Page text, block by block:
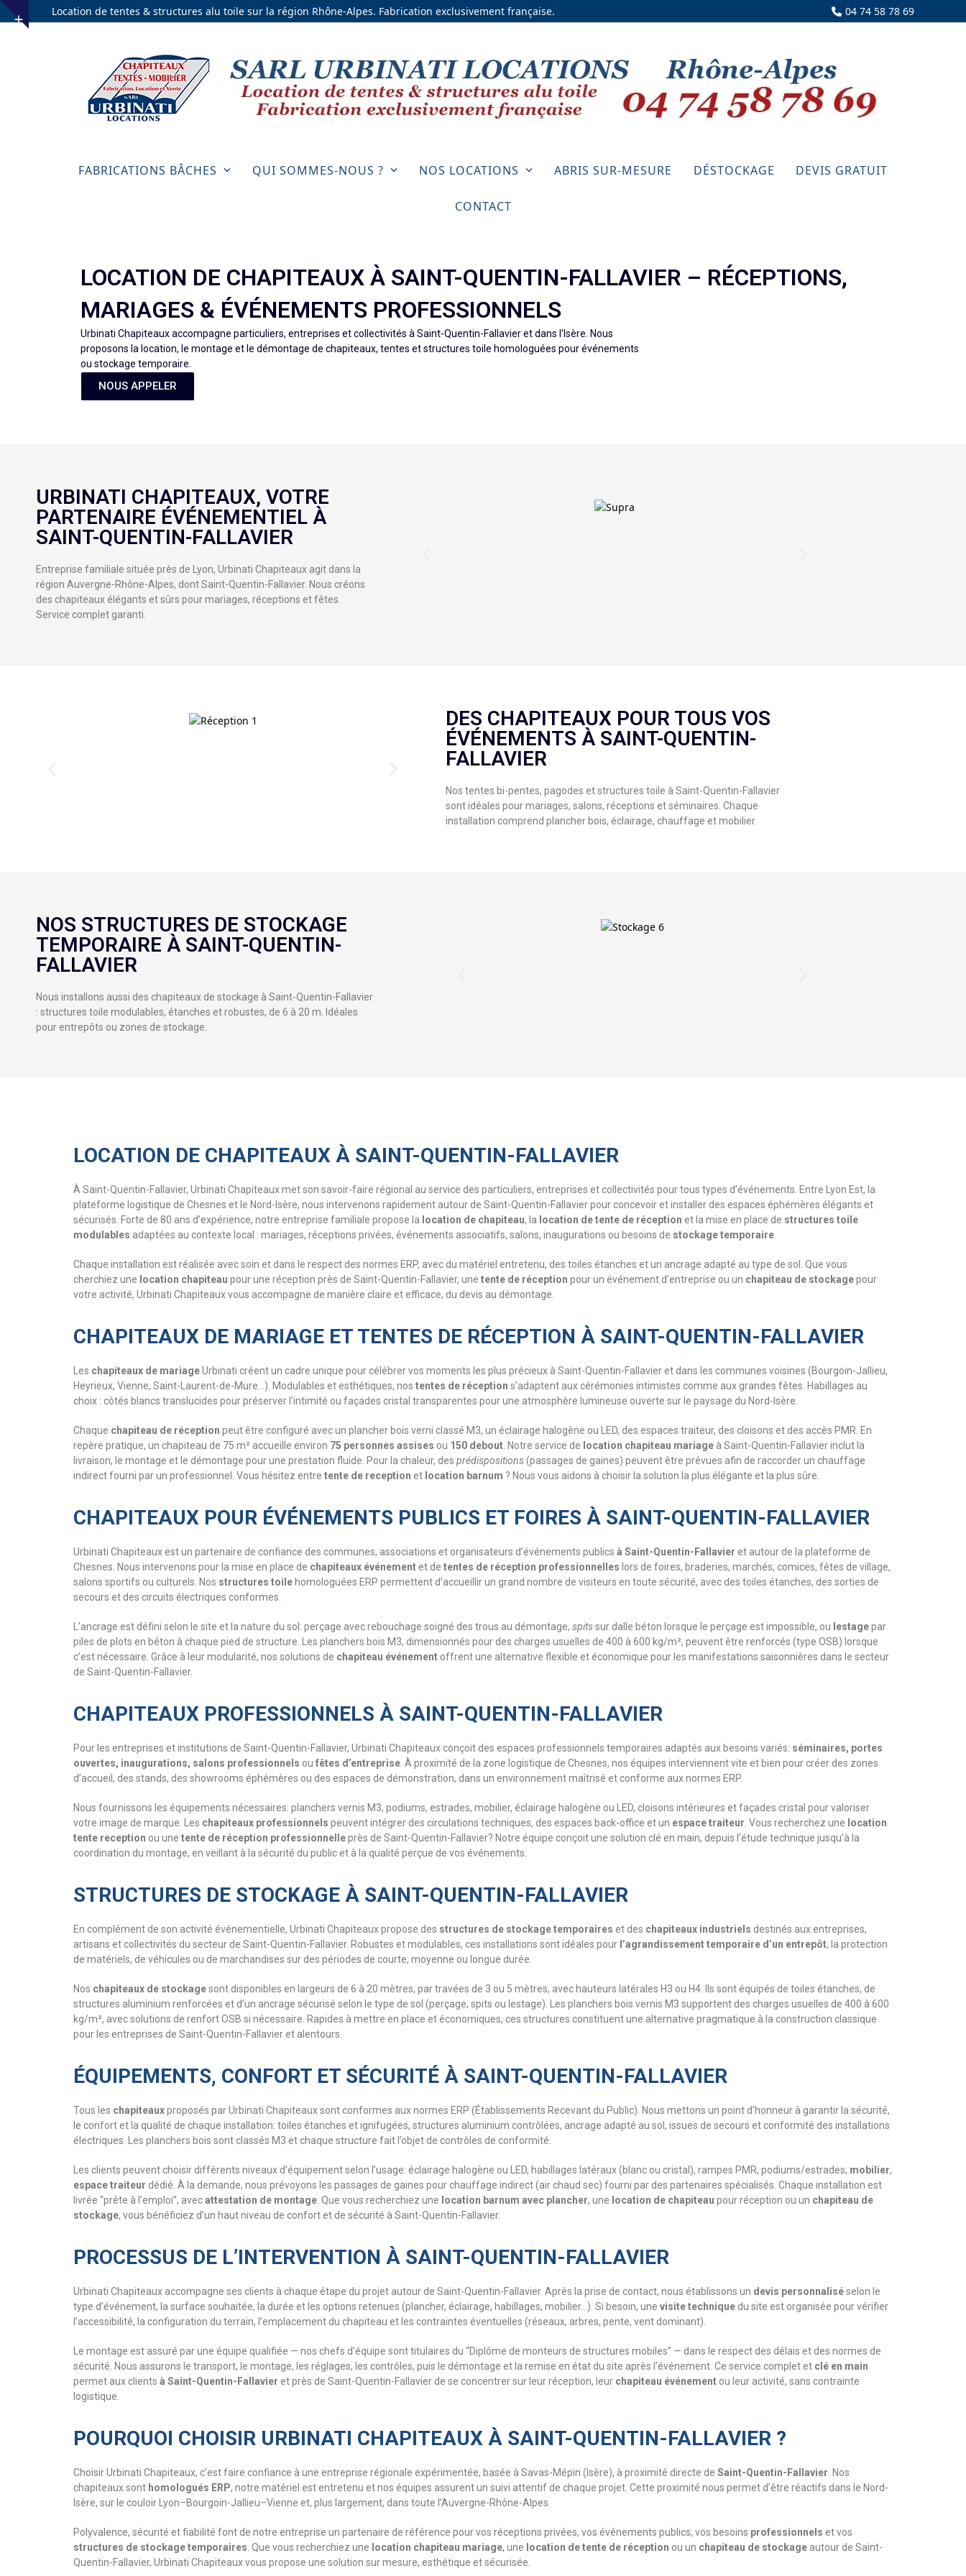
Skip
to
Location de tentes & structures alu toile sur la région Rhône-Alpes. Fabrication exclusivement française. 04 74 58 78 69
FABRICATIONS BÂCHES QUI SOMMES-NOUS ? NOS LOCATIONS ABRIS SUR-MESURE DÉSTOCKAGE DEVIS GRATUIT
CONTACT
LOCATION DE CHAPITEAUX À SAINT-QUENTIN-FALLAVIER – RÉCEPTIONS,
MARIAGES & ÉVÉNEMENTS PROFESSIONNELS
Urbinati Chapiteaux accompagne particuliers, entreprises et collectivités à Saint-Quentin-Fallavier et dans l’Isère. Nous
proposons la location, le montage et le démontage de chapiteaux, tentes et structures toile homologuées pour événements
ou stockage temporaire.
NOUS APPELER
URBINATI CHAPITEAUX, VOTRE
PARTENAIRE ÉVÉNEMENTIEL À
SAINT-QUENTIN-FALLAVIER
Entreprise familiale située près de Lyon, Urbinati Chapiteaux agit dans la
région Auvergne-Rhône-Alpes, dont Saint-Quentin-Fallavier. Nous créons
des chapiteaux élégants et sûrs pour mariages, réceptions et fêtes.
Service complet garanti.
DES CHAPITEAUX POUR TOUS VOS
ÉVÉNEMENTS À SAINT-QUENTIN-
FALLAVIER
Nos tentes bi-pentes, pagodes et structures toile à Saint-Quentin-Fallavier
sont idéales pour mariages, salons, réceptions et séminaires. Chaque
installation comprend plancher bois, éclairage, chauffage et mobilier.
NOS STRUCTURES DE STOCKAGE
TEMPORAIRE À SAINT-QUENTIN-
FALLAVIER
Nous installons aussi des chapiteaux de stockage à Saint-Quentin-Fallavier
: structures toile modulables, étanches et robustes, de 6 à 20 m. Idéales
pour entrepôts ou zones de stockage.
LOCATION DE CHAPITEAUX À SAINT-QUENTIN-FALLAVIER
À Saint-Quentin-Fallavier, Urbinati Chapiteaux met son savoir-faire régional au service des particuliers, entreprises et collectivités pour tous types d’événements. Entre Lyon Est, la
plateforme logistique de Chesnes et le Nord-Isère, nous intervenons rapidement autour de Saint-Quentin-Fallavier pour concevoir et installer des espaces éphémères élégants et
sécurisés. Forte de 80 ans d’expérience, notre entreprise familiale propose la location de chapiteau, la location de tente de réception et la mise en place de structures toile
modulables adaptées au contexte local : mariages, réceptions privées, événements associatifs, salons, inaugurations ou besoins de stockage temporaire
Chaque installation est réalisée avec soin et dans le respect des normes ERP, avec du matériel entretenu, des toiles étanches et un ancrage adapté au type de sol. Que vous
cherchiez une location chapiteau pour une réception près de Saint-Quentin-Fallavier, une tente de réception pour un événement d’entreprise ou un chapiteau de stockagepour
votre activité, Urbinati Chapiteaux vous accompagne de manière claire et efficace, du devis au démontage.
CHAPITEAUX DE MARIAGE ET TENTES DE RÉCEPTION À SAINT-QUENTIN-FALLAVIER
Les chapiteaux de mariageUrbinati créent un cadre unique pour célébrer vos moments les plus précieux à Saint-Quentin-Fallavier et dans les communes voisines (Bourgoin-Jallieu,
Heyrieux, Vienne, Saint-Laurent-de-Mure…). Modulables et esthétiques, nos tentes de réception s’adaptent aux cérémonies intimistes comme aux grandes fêtes. Habillages au
choix : côtés blancs translucides pour préserver l’intimité ou façades cristal transparentes pour une atmosphère lumineuse ouverte sur le paysage du Nord-Isère.
Chaque chapiteau de réception peut être configuré avec un plancher bois verni classé M3, un éclairage halogène ou LED, des espaces traiteur, des cloisons et des accès PMR. En
repère pratique, un chapiteau de 75 m² accueille environ 75 personnes assises ou 150 debout . Notre service de location chapiteau mariage à Saint-Quentin-Fallavier inclut la
livraison, le montage et le démontage pour une prestation fluide. Pour la chaleur, des prédispositions(passages de gaines) peuvent être prévues afin de raccorder un chauffage
indirect fourni par un professionnel. Vous hésitez entre tente de reception et location barnum ? Nous vous aidons à choisir la solution la plus élégante et la plus sûre.
CHAPITEAUX POUR ÉVÉNEMENTS PUBLICS ET FOIRES À SAINT-QUENTIN-FALLAVIER
Urbinati Chapiteaux est un partenaire de confiance des communes, associations et organisateurs d’événements publics à Saint-Quentin-Fallavier et autour de la plateforme de
Chesnes. Nous intervenons pour la mise en place de chapiteaux événementet de tentes de réception professionnelles lors de foires, braderies, marchés, comices, fêtes de village,
salons sportifs ou culturels. Nos structures toile homologuées ERP permettent d’accueillir un grand nombre de visiteurs en toute sécurité, avec des toiles étanches, des sorties de
secours et des circuits électriques conformes.
L’ancrage est défini selon le site et la nature du sol: perçage avec rebouchage soigné des trous au démontage, spitssur dalle béton lorsque le perçage est impossible, ou lestagepar
piles de plots en béton à chaque pied de structure. Les planchers bois M3, dimensionnés pour des charges usuelles de 400 à 600 kg/m², peuvent être renforcés (type OSB) lorsque
c’est nécessaire. Grâce à leur modularité, nos solutions de chapiteau événement offrent une alternative flexible et économique pour les manifestations saisonnières dans le secteur
de Saint-Quentin-Fallavier.
CHAPITEAUX PROFESSIONNELS À SAINT-QUENTIN-FALLAVIER
Pour les entreprises et institutions de Saint-Quentin-Fallavier, Urbinati Chapiteaux conçoit des espaces professionnels temporaires adaptés aux besoins variés: séminaires, portes
ouvertes, inaugurations, salons professionnels ou fêtes d’entreprise . À proximité de la zone logistique de Chesnes, nos équipes interviennent vite et bien pour créer des zones
d’accueil, des stands, des showrooms éphémères ou des espaces de démonstration, dans un environnement maîtrisé et conforme aux normes ERP.
Nous fournissons les équipements nécessaires: planchers vernis M3, podiums, estrades, mobilier, éclairage halogène ou LED, cloisons intérieures et façades cristal pour valoriser
votre image de marque. Les chapiteaux professionnels peuvent intégrer des circulations techniques, des espaces back-office et un espace traiteur . Vous recherchez une location
tente reception ou une tente de réception professionnelleprès de Saint-Quentin-Fallavier? Notre équipe conçoit une solution clé en main, depuis l’étude technique jusqu’à la
coordination du montage, en veillant à la sécurité du public et à la qualité perçue de vos événements.
STRUCTURES DE STOCKAGE À SAINT-QUENTIN-FALLAVIER
En complément de son activité événementielle, Urbinati Chapiteaux propose des structures de stockage temporaires et des chapiteaux industriels destinés aux entreprises,
artisans et collectivités du secteur de Saint-Quentin-Fallavier. Robustes et modulables, ces installations sont idéales pour l’agrandissement temporaire d’un entrepôt, la protection
de matériels, de véhicules ou de marchandises sur des périodes de courte, moyenne ou longue durée.
Nos chapiteaux de stockagesont disponibles en largeurs de 6 à 20 mètres, par travées de 3 ou 5 mètres, avec hauteurs latérales H3 ou H4. Ils sont équipés de toiles étanches, de
structures aluminium renforcées et d’un ancrage sécurisé selon le type de sol (perçage, spits ou lestage). Les planchers bois vernis M3 supportent des charges usuelles de 400 à 600
kg/m², avec solutions de renfort OSB si nécessaire. Rapides à mettre en place et économiques, ces structures constituent une alternative pragmatique à la construction classique
pour les entreprises de Saint-Quentin-Fallavier et alentours.
ÉQUIPEMENTS, CONFORT ET SÉCURITÉ À SAINT-QUENTIN-FALLAVIER
Tous les chapiteauxproposés par Urbinati Chapiteaux sont conformes aux normes ERP (Établissements Recevant du Public). Nous mettons un point d’honneur à garantir la sécurité,
le confort et la qualité de chaque installation: toiles étanches et ignifugées, structures aluminium contrôlées, ancrage adapté au sol, issues de secours et conformité des installations
électriques. Les planchers bois sont classés M3 et chaque structure fait l’objet de contrôles de conformité.
Les clients peuvent choisir différents niveaux d’équipement selon l’usage: éclairage halogène ou LED, habillages latéraux (blanc ou cristal), rampes PMR, podiums/estrades, mobilier,
espace traiteur dédié. À la demande, nous prévoyons les passages de gaines pour chauffage indirect (air chaud sec) fourni par des partenaires spécialisés. Chaque installation est
livrée “prête à l’emploi”, avecattestation de montage . Que vous recherchiez une location barnum avec plancher, une location de chapiteau pour réception ou un chapiteau de
stockage, vous bénéficiez d’un haut niveau de confort et de sécurité à Saint-Quentin-Fallavier.
PROCESSUS DE L’INTERVENTION À SAINT-QUENTIN-FALLAVIER
Urbinati Chapiteaux accompagne ses clients à chaque étape du projet autour de Saint-Quentin-Fallavier. Après la prise de contact, nous établissons un devis personnaliséselon le
type d’événement, la surface souhaitée, la durée et les options retenues (plancher, éclairage, habillages, mobilier…). Si besoin, une visite technique du site est organisée pour vérifier
l’accessibilité, la configuration du terrain, l’emplacement du chapiteau et les contraintes éventuelles (réseaux, arbres, pente, vent dominant).
Le montage est assuré par une équipe qualifiée — nos chefs d’équipe sont titulaires du “Diplôme de monteurs de structures mobiles” — dans le respect des délais et des normes de
sécurité. Nous assurons le transport, le montage, les réglages, les contrôles, puis le démontage et la remise en état du site après l’événement. Ce service complet et clé en main
permet aux clients à Saint-Quentin-Fallavier et près de Saint-Quentin-Fallavier de se concentrer sur leur réception, leur chapiteau événement ou leur activité, sans contrainte
logistique.
POURQUOI CHOISIR URBINATI CHAPITEAUX À SAINT-QUENTIN-FALLAVIER ?
Choisir Urbinati Chapiteaux, c’est faire confiance à une entreprise régionale expérimentée, basée à Savas-Mépin (Isère), à proximité directe de Saint-Quentin-Fallavier . Nos
chapiteaux sont homologués ERP, notre matériel est entretenu et nos équipes assurent un suivi attentif de chaque projet. Cette proximité nous permet d’être réactifs dans le Nord-
Isère, sur le couloir Lyon–Bourgoin-Jallieu–Vienne et, plus largement, dans toute l’Auvergne-Rhône-Alpes.
Polyvalence, sécurité et fiabilité font de notre entreprise un partenaire de référence pour vos réceptions privées, vos événements publics, vos besoins professionnels et vos
structures de stockage temporaires . Que vous recherchiez une location chapiteau mariage, une location de tente de réception ou un chapiteau de stockage autour de Saint-
Quentin-Fallavier, Urbinati Chapiteaux vous propose une solution sur mesure, esthétique et sécurisée.